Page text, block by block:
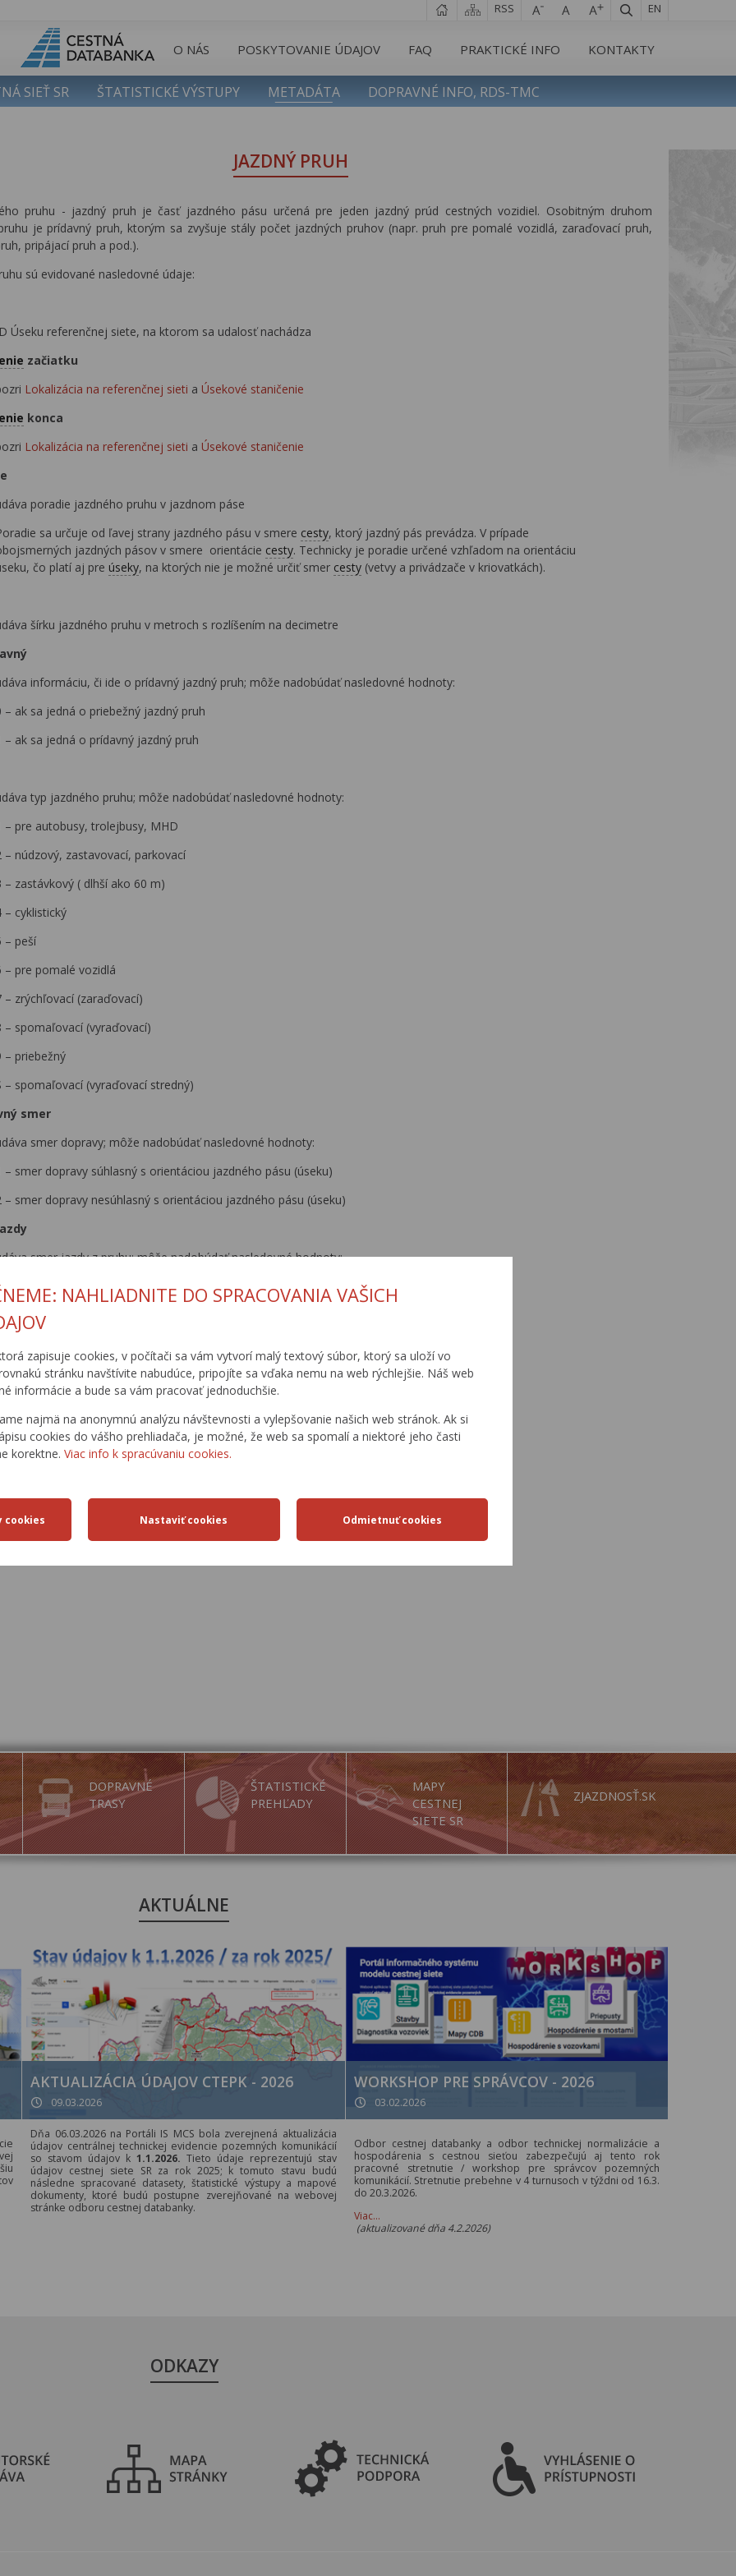
NAHLIADNITE DO SPRACOVANIA VAŠICH
zapisuje cookies, v počítači sa vám vytvorí malý textový súbor, ktorý sa uloží vo
stránku navštívite nabudúce, pripojíte sa vďaka nemu na web rýchlejšie. Náš web
informácie a bude sa vám pracovať jednoduchšie.
najmä na anonymnú analýzu návštevnosti a vylepšovanie našich web stránok. Ak si
cookies do vášho prehliadača, je možné, že web sa spomalí a niektoré jeho časti
korektne. Viac info k spracúvaniu cookies.
EN
RSS
O NÁS POSKYTOVANIE ÚDAJOV FAQ PRAKTICKÉ INFO KONTAKTY
SIEŤ SR ŠTATISTICKÉ VÝSTUPY METADÁTA DOPRAVNÉ INFO, RDS-TMC
JAZDNÝ PRUH
pruhu - jazdný pruh je časť jazdného pásu určená pre jeden jazdný prúd cestných vozidiel. Osobitným druhom
je prídavný pruh, ktorým sa zvyšuje stály počet jazdných pruhov (napr. pruh pre pomalé vozidlá, zaraďovací pruh,
pripájací pruh a pod.).
sú evidované nasledovné údaje:
Úseku referenčnej siete, na ktorom sa udalosť nachádza
začiatku
Lokalizácia na referenčnej sieti a Úsekové staničenie
konca
Lokalizácia na referenčnej sieti a Úsekové staničenie
poradie jazdného pruhu v jazdnom páse
sa určuje od ľavej strany jazdného pásu v smere cesty, ktorý jazdný pás prevádza. V prípade
jazdných pásov v smere orientácie cesty. Technicky je poradie určené vzhľadom na orientáciu
čo platí aj pre úseky, na ktorých nie je možné určiť smer cesty(vetvy a privádzače v kriovatkách).
šírku jazdného pruhu v metroch s rozlíšením na decimetre
informáciu, či ide o prídavný jazdný pruh; môže nadobúdať nasledovné hodnoty:
– ak sa jedná o priebežný jazdný pruh
– ak sa jedná o prídavný jazdný pruh
typ jazdného pruhu; môže nadobúdať nasledovné hodnoty:
– pre autobusy, trolejbusy, MHD
– núdzový, zastavovací, parkovací
– zastávkový ( dlhší ako 60 m)
– cyklistický
– peší
– pre pomalé vozidlá
– zrýchľovací (zaraďovací)
– spomaľovací (vyraďovací)
– priebežný
– spomaľovací (vyraďovací stredný)
smer
smer dopravy; môže nadobúdať nasledovné hodnoty:
– smer dopravy súhlasný s orientáciou jazdného pásu (úseku)
– smer dopravy nesúhlasný s orientáciou jazdného pásu (úseku)
smer jazdy z pruhu; môže nadobúdať nasledovné hodnoty:
– vľavo
– vľavo a rovno
– vpravo a rovno
6 – vľavo a vpravo
– vľavo, rovno a vpravo
/ Aktualizované: 25.1.2018
DOPRAVNÉ
TRASY
ŠTATISTICKÉ
PREHĽADY
MAPY
CESTNEJ
SIETE SR
ZJAZDNOSŤ.SK
AKTUÁLNE
AKTUALIZÁCIA ÚDAJOV CTEPK - 2026
09.03.2026
Dňa 06.03.2026 na Portáli IS MCS bola zverejnená aktualizácia
údajov centrálnej technickej evidencie pozemných komunikácií
so stavom údajov k 1.1.2026. Tieto údaje reprezentujú stav
údajov cestnej siete SR za rok 2025; k tomuto stavu budú
následne spracované datasety, štatistické výstupy a mapové
dokumenty, ktoré budú postupne zverejňované na webovej
stránke odboru cestnej databanky.
WORKSHOP PRE SPRÁVCOV - 2026
03.02.2026
Odbor cestnej databanky a odbor technickej normalizácie a
hospodárenia s cestnou sieťou zabezpečujú aj tento rok
pracovné stretnutie / workshop pre správcov pozemných
komunikácií. Stretnutie prebehne v 4 turnusoch v týždni od 16.3.
do 20.3.2026.
Viac…
(aktualizované dňa 4.2.2026)
ODKAZY